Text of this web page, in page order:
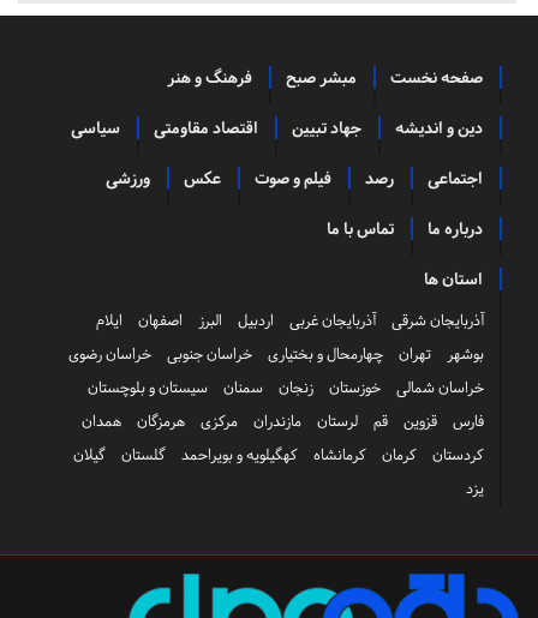
صفحه نخست مبشر صبح فرهنگ و هنر
دین و اندیشه جهاد تبیین اقتصاد مقاومتی سیاسی
اجتماعی رصد فیلم و صوت عکس ورزشی
درباره ما تماس با ما
استان ها
آذربایجان شرقی آذربایجان غربی اردبیل البرز اصفهان
ایلام
بوشهر
تهران چهارمحال و بختیاری خراسان جنوبی
خراسان رضوی
خراسان شمالی
خوزستان زنجان سمنان
سیستان و بلوچستان
فارس
قزوین قم لرستان مازندران مرکزی هرمزگان
همدان
کردستان
کرمان کرمانشاه کهگیلویه و بویراحمد گلستان
گیلان
یزد